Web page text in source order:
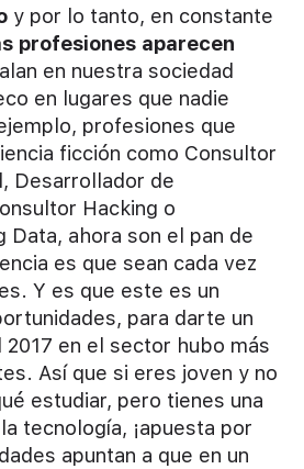
y por lo tanto, en constante
profesiones aparecen
en nuestra sociedad
en lugares que nadie
profesiones que
ficción como Consultor
Desarrollador de
Hacking o
Data, ahora son el pan de
es que sean cada vez
Y es que este es un
para darte un
en el sector hubo más
Así que si eres joven y no
estudiar, pero tienes una
tecnología, ¡apuesta por
apuntan a que en un